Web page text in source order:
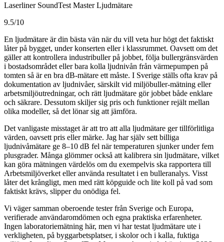
Laserliner SoundTest Master Ljudmätare
9.5/10
En ljudmätare är din bästa vän när du vill veta hur högt det faktiskt
låter på bygget, under konserten eller i klassrummet. Oavsett om det
gäller att kontrollera industribuller på jobbet, följa bullergränsvärden
i bostadsområdet eller bara kolla ljudnivån från värmepumpen på
tomten så är en bra dB-mätare ett måste. I Sverige ställs ofta krav på
dokumentation av ljudnivåer, särskilt vid miljöbuller-mätning eller
arbetsmiljöutredningar, och rätt ljudmätare gör jobbet både enklare
och säkrare. Dessutom skiljer sig pris och funktioner rejält mellan
olika modeller, så det lönar sig att jämföra.
Det vanligaste misstaget är att tro att alla ljudmätare ger tillförlitliga
värden, oavsett pris eller märke. Jag har själv sett billiga
ljudnivåmätare ge 8–10 dB fel när temperaturen sjunker under fem
plusgrader. Många glömmer också att kalibrera sin ljudmätare, vilket
kan göra mätningen värdelös om du exempelvis ska rapportera till
Arbetsmiljöverket eller använda resultatet i en bulleranalys. Visst
låter det krångligt, men med rätt köpguide och lite koll på vad som
faktiskt krävs, slipper du onödiga fel.
Vi väger samman oberoende tester från Sverige och Europa,
verifierade användaromdömen och egna praktiska erfarenheter.
Ingen laboratoriemätning här, men vi har testat ljudmätare ute i
verkligheten, på byggarbetsplatser, i skolor och i kalla, fuktiga